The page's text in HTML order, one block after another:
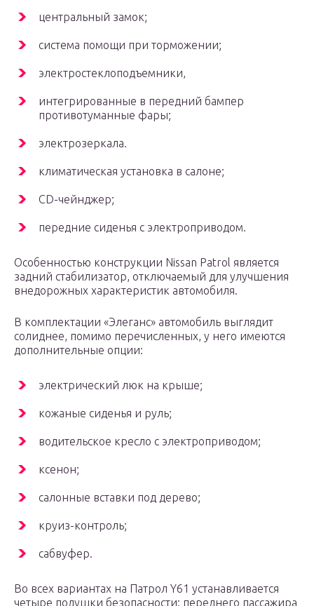
центральный замок;
система помощи при торможении;
электростеклоподъемники,
интегрированные в передний бампер
противотуманные фары;
электрозеркала.
климатическая установка в салоне;
CD-чейнджер;
передние сиденья с электроприводом.
Особенностью конструкции Nissan Patrol является
задний стабилизатор, отключаемый для улучшения
внедорожных характеристик автомобиля.
В комплектации «Элеганс» автомобиль выглядит
солиднее, помимо перечисленных, у него имеются
дополнительные опции:
электрический люк на крыше;
кожаные сиденья и руль;
водительское кресло с электроприводом;
ксенон;
салонные вставки под дерево;
круиз-контроль;
сабвуфер.
Во всех вариантах на Патрол Y61 устанавливается
четыре подушки безопасности: переднего пассажира